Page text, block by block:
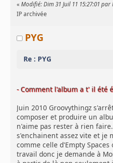
«Modifié: Dim 31 Juil 11 15:27:01 par
IP archivée
PYG
Re : PYG
- Comment l'album a t' il été
Juin 2010 Groovythingz
composer et produire un
n'aime pas rester à rien
s'enchainent assez vite et je
comme celle d'Empty
travail donc je demande à